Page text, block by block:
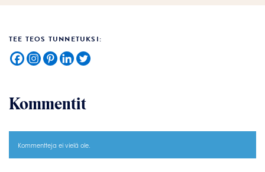
TEE TEOS TUNNETUKSI:
Kommentit
Kommentteja ei vielä ole.